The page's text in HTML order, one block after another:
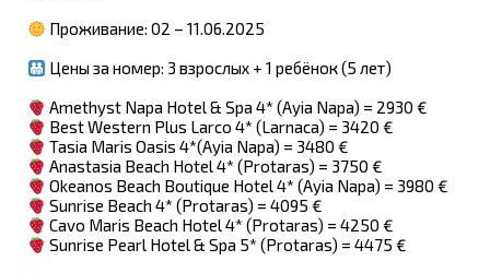
Проживание: 02 – 11.06.2025
Цены за номер: 3 взрослых + 1 ребёнок (5 лет)
Amethyst Napa Hotel & Spa 4* (Ayia Napa) = 2930 €
Best Western Plus Larco 4* (Larnaca) = 3420 €
Tasia Maris Oasis 4*(Ayia Napa) = 3480 €
Anastasia Beach Hotel 4* (Protaras) = 3750 €
Okeanos Beach Boutique Hotel 4* (Ayia Napa) = 3980 €
Sunrise Beach 4* (Protaras) = 4095 €
Cavo Maris Beach Hotel 4* (Protaras) = 4250 €
Sunrise Pearl Hotel & Spa 5* (Protaras) = 4475 €